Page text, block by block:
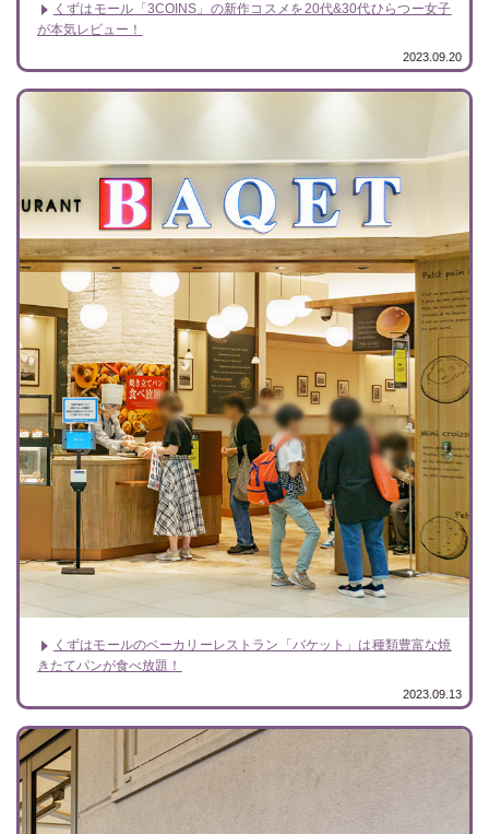
くずはモール「3COINS」の新作コスメを20代&30代ひらつー女子
が本気レビュー！
2023.09.20
くずはモールのベーカリーレストラン「バケット」は種類豊富な焼
きたてパンが食べ放題！
2023.09.13